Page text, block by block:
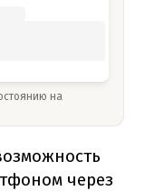
на
через